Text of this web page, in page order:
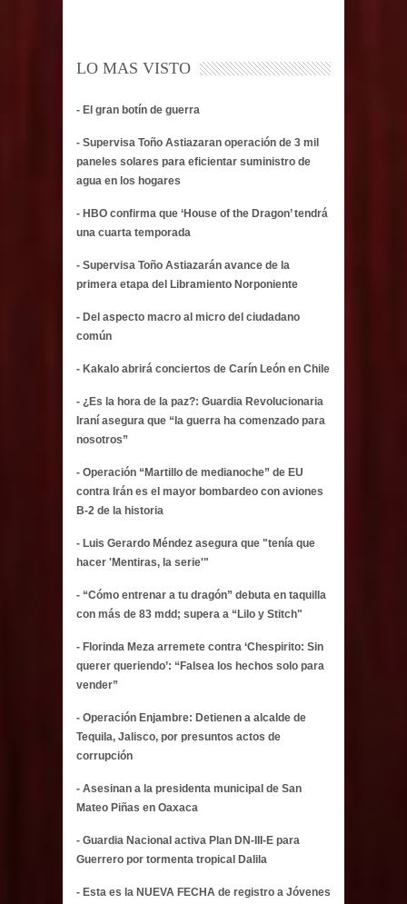
LO MAS VISTO
- El gran botín de guerra
- Supervisa Toño Astiazaran operación de 3 mil
paneles solares para eficientar suministro de
agua en los hogares
- HBO confirma que ‘House of the Dragon’ tendrá
una cuarta temporada
- Supervisa Toño Astiazarán avance de la
primera etapa del Libramiento Norponiente
- Del aspecto macro al micro del ciudadano
común
- Kakalo abrirá conciertos de Carín León en Chile
- ¿Es la hora de la paz?: Guardia Revolucionaria
Iraní asegura que “la guerra ha comenzado para
nosotros”
- Operación “Martillo de medianoche” de EU
contra Irán es el mayor bombardeo con aviones
B-2 de la historia
- Luis Gerardo Méndez asegura que "tenía que
hacer 'Mentiras, la serie'"
- “Cómo entrenar a tu dragón” debuta en taquilla
con más de 83 mdd; supera a “Lilo y Stitch"
- Florinda Meza arremete contra ‘Chespirito: Sin
querer queriendo’: “Falsea los hechos solo para
vender”
- Operación Enjambre: Detienen a alcalde de
Tequila, Jalisco, por presuntos actos de
corrupción
- Asesinan a la presidenta municipal de San
Mateo Piñas en Oaxaca
- Guardia Nacional activa Plan DN-III-E para
Guerrero por tormenta tropical Dalila
- Esta es la NUEVA FECHA de registro a Jóvenes